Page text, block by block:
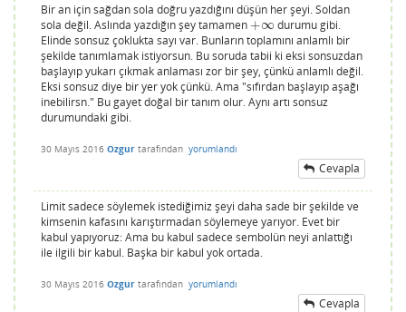
Bir an için sağdan sola doğru yazdığını düşün her şeyi. Soldan
sola değil. Aslında yazdığın şey tamamen +∞
+∞
durumu gibi.
Elinde sonsuz çoklukta sayı var. Bunların toplamını anlamlı bir
şekilde tanımlamak istiyorsun. Bu soruda tabii ki eksi sonsuzdan
başlayıp yukarı çıkmak anlaması zor bir şey, çünkü anlamlı değil.
Eksi sonsuz diye bir yer yok çünkü. Ama "sıfırdan başlayıp aşağı
inebilirsn." Bu gayet doğal bir tanım olur. Aynı artı sonsuz
durumundaki gibi.
30 Mayıs 2016 Ozgur tarafından yorumlandı
Cevapla
Limit sadece söylemek istediğimiz şeyi daha sade bir şekilde ve
kimsenin kafasını karıştırmadan söylemeye yarıyor. Evet bir
kabul yapıyoruz: Ama bu kabul sadece sembolün neyi anlattığı
ile ilgili bir kabul. Başka bir kabul yok ortada.
30 Mayıs 2016 Ozgur tarafından yorumlandı
Cevapla